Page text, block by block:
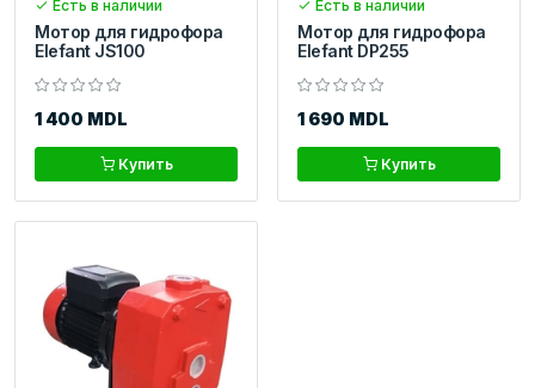
Есть в наличии
Мотор для гидрофора
Elefant JS100
1 400 MDL
Купить
Есть в наличии
Мотор для гидрофора
Elefant DP255
1 690 MDL
Купить